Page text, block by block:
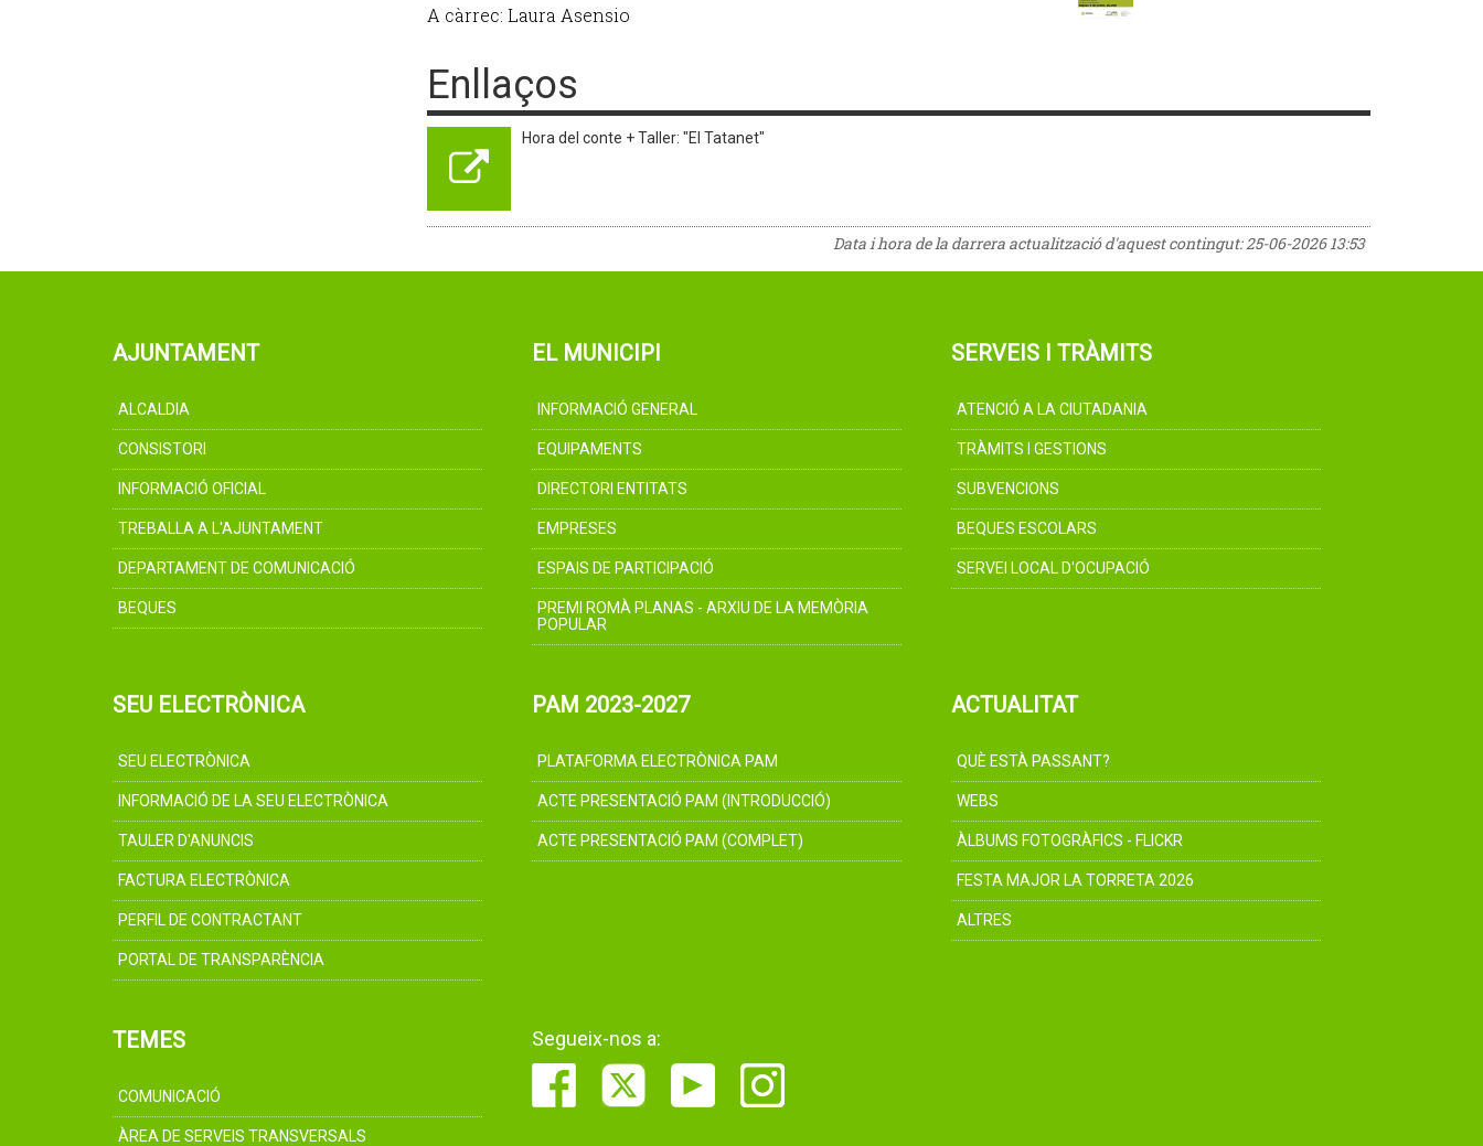
A càrrec: Laura Asensio
Enllaços
Hora del conte + Taller: "El Tatanet"
Data i hora de la darrera actualització d'aquest contingut:25-06-2026 13:53
AJUNTAMENT
ALCALDIA
CONSISTORI
INFORMACIÓ OFICIAL
TREBALLA A L'AJUNTAMENT
DEPARTAMENT DE COMUNICACIÓ
BEQUES
EL MUNICIPI
INFORMACIÓ GENERAL
EQUIPAMENTS
DIRECTORI ENTITATS
EMPRESES
ESPAIS DE PARTICIPACIÓ
PREMI ROMÀ PLANAS - ARXIU DE LA MEMÒRIA
POPULAR
SERVEIS I TRÀMITS
ATENCIÓ A LA CIUTADANIA
TRÀMITS I GESTIONS
SUBVENCIONS
BEQUES ESCOLARS
SERVEI LOCAL D'OCUPACIÓ
SEU ELECTRÒNICA
SEU ELECTRÒNICA
INFORMACIÓ DE LA SEU ELECTRÒNICA
TAULER D'ANUNCIS
FACTURA ELECTRÒNICA
PERFIL DE CONTRACTANT
PORTAL DE TRANSPARÈNCIA
PAM 2023-2027
PLATAFORMA ELECTRÒNICA PAM
ACTE PRESENTACIÓ PAM (INTRODUCCIÓ)
ACTE PRESENTACIÓ PAM (COMPLET)
ACTUALITAT
QUÈ ESTÀ PASSANT?
WEBS
ÀLBUMS FOTOGRÀFICS - FLICKR
FESTA MAJOR LA TORRETA 2026
ALTRES
TEMES
COMUNICACIÓ
ÀREA DE SERVEIS TRANSVERSALS
Segueix-nos a: